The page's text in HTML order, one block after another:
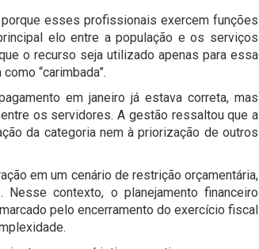
esses profissionais exercem funções
elo entre a população e os serviços
o recurso seja utilizado apenas para essa
“carimbada”.
em janeiro já estava correta, mas
os servidores. A gestão ressaltou que a
da categoria nem à priorização de outros
em um cenário de restrição orçamentária,
contexto, o planejamento financeiro
pelo encerramento do exercício fiscal